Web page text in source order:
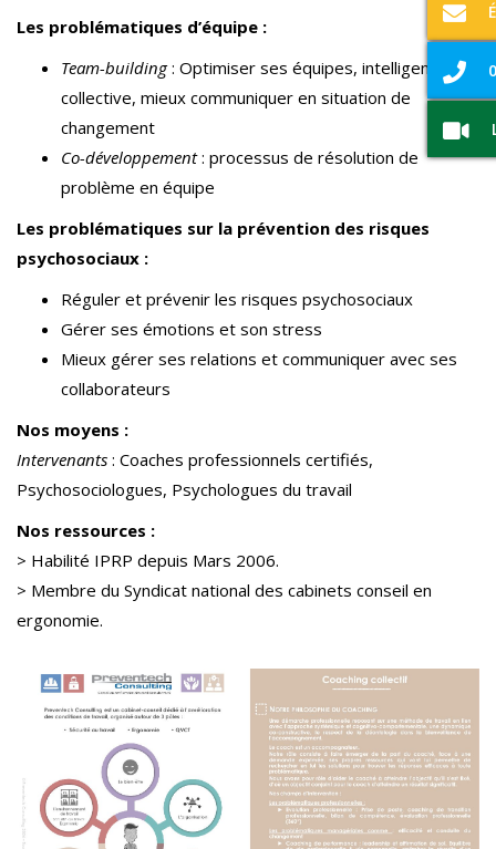
Les problématiques d’équipe :
Team-building: Optimiser ses équipes, intelligence
collective, mieux communiquer en situation de
changement
Co-développement: processus de résolution de
problème en équipe
Les problématiques sur la prévention des risques
psychosociaux :
Réguler et prévenir les risques psychosociaux
Gérer ses émotions et son stress
Mieux gérer ses relations et communiquer avec ses
collaborateurs
Nos moyens :
Intervenants : Coaches professionnels certifiés,
Psychosociologues, Psychologues du travail
Nos ressources :
> Habilité IPRP depuis Mars 2006.
> Membre du Syndicat national des cabinets conseil en
ergonomie.